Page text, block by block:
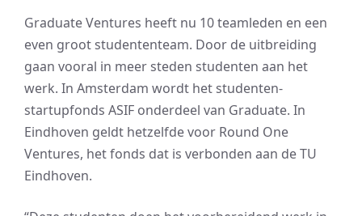
Graduate Ventures heeft nu 10 teamleden en een
even groot studententeam. Door de uitbreiding
gaan vooral in meer steden studenten aan het
werk. In Amsterdam wordt het studenten-
startupfonds ASIF onderdeel van Graduate. In
Eindhoven geldt hetzelfde voor Round One
Ventures, het fonds dat is verbonden aan de TU
Eindhoven.